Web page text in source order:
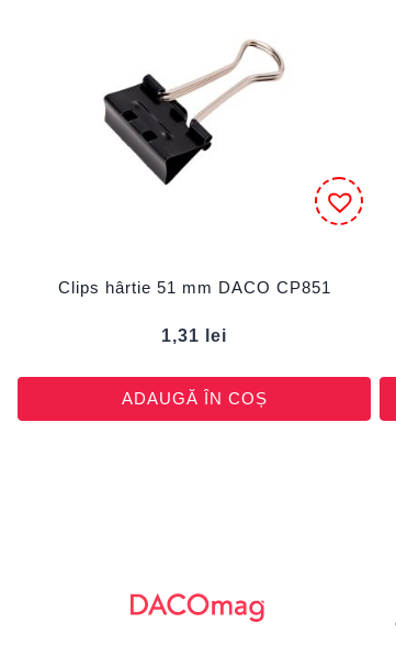
Clips hârtie 51 mm DACO CP851
1,31 lei
ADAUGĂ ÎN COȘ